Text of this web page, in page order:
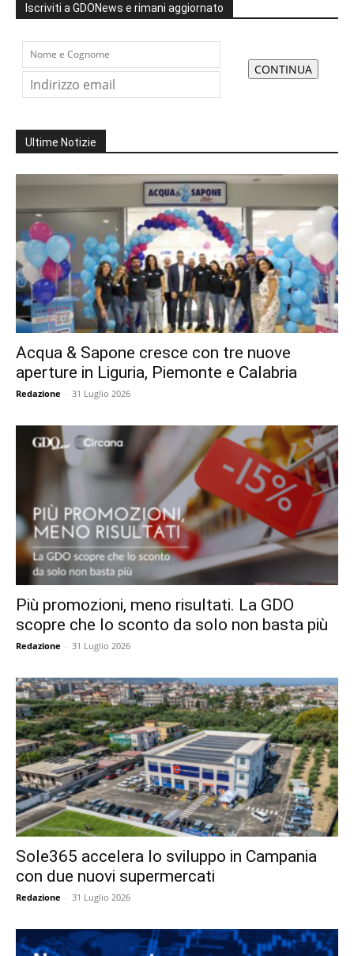
Iscriviti a GDONews e rimani aggiornato
Ultime Notizie
Acqua & Sapone cresce con tre nuove
aperture in Liguria, Piemonte e Calabria
Redazione - 31 Luglio 2026
Più promozioni, meno risultati. La GDO
scopre che lo sconto da solo non basta più
Redazione - 31 Luglio 2026
Sole365 accelera lo sviluppo in Campania
con due nuovi supermercati
Redazione - 31 Luglio 2026